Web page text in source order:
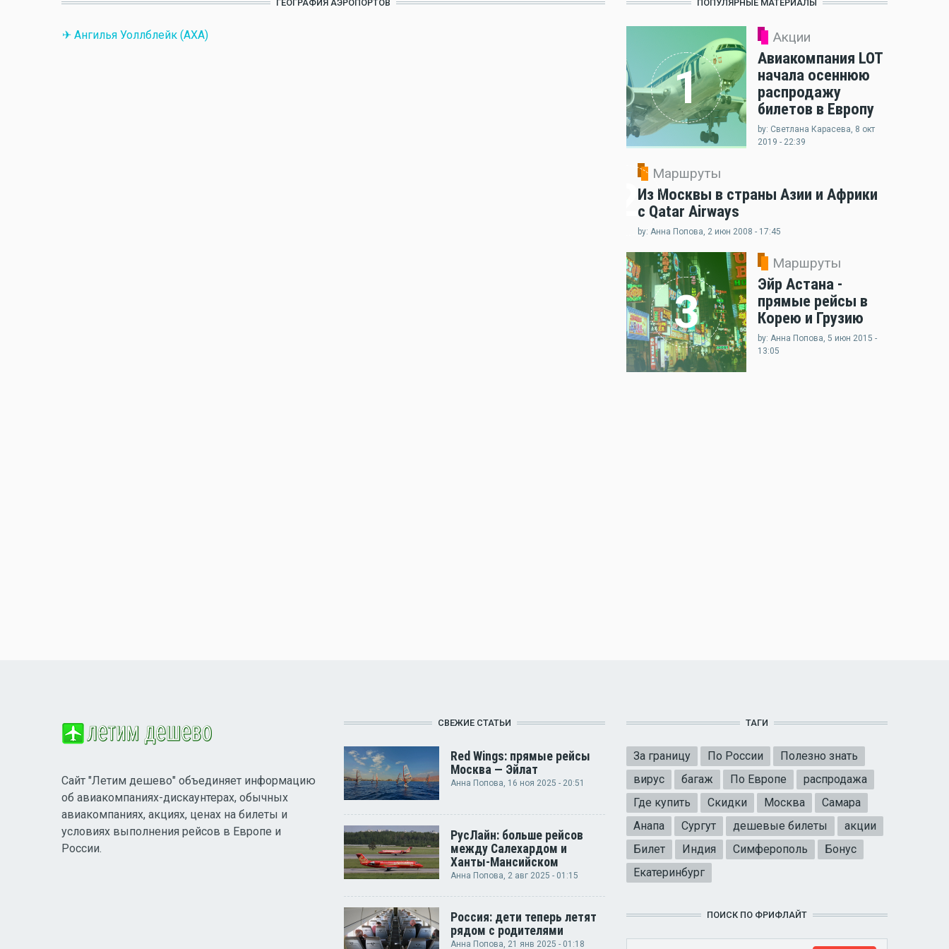
ГЕОГРАФИЯ АЭРОПОРТОВ
✈ Ангилья Уоллблейк (AXA)
ПОПУЛЯРНЫЕ МАТЕРИАЛЫ
1
Акции
Авиакомпания LOT
начала осеннюю
распродажу
билетов в Европу
by: Светлана Карасева, 8 окт
2019 - 22:39
2
Маршруты
Из Москвы в страны Азии и Африки
с Qatar Airways
by: Анна Попова, 2 июн 2008 - 17:45
3
Маршруты
Эйр Астана -
прямые рейсы в
Корею и Грузию
by: Анна Попова, 5 июн 2015 -
13:05
Сайт "Летим дешево" объединяет информацию
об авиакомпаниях-дискаунтерах, обычных
авиакомпаниях, акциях, ценах на билеты и
условиях выполнения рейсов в Европе и
России.
СВЕЖИЕ СТАТЬИ
Red Wings: прямые рейсы
Москва — Эйлат
Анна Попова, 16 ноя 2025 - 20:51
РусЛайн: больше рейсов
между Салехардом и
Ханты-Мансийском
Анна Попова, 2 авг 2025 - 01:15
Россия: дети теперь летят
рядом с родителями
Анна Попова, 21 янв 2025 - 01:18
ТАГИ
За границу По России
Полезно знать
вирус
багаж По Европе
распродажа
Где купить
Скидки Москва
Самара
Анапа
Сургут дешевые билеты
акции
Билет
Индия Симферополь
Бонус
Екатеринбург
ПОИСК ПО ФРИФЛАЙТ